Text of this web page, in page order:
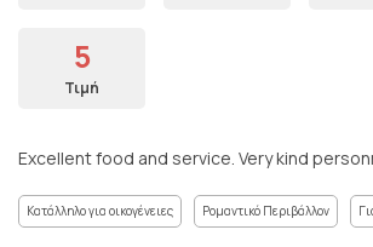
5
Τιμή
Excellent food and service. Very kind
Κατάλληλο για οικογένειες Ρομαντικό Περιβάλλον